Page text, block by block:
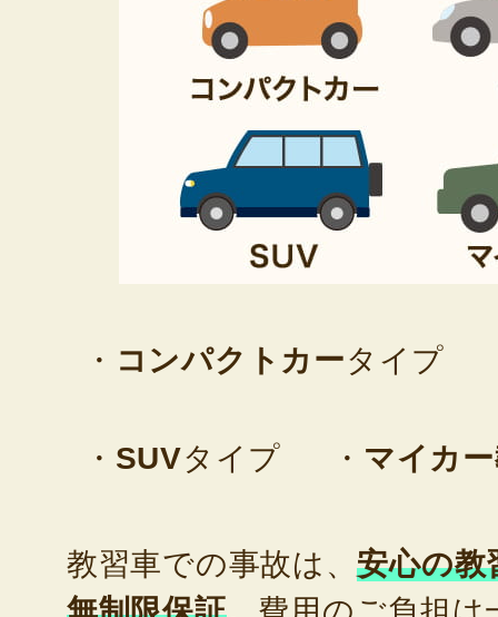
・ コンパクトカータイプ
・ SUVタイプ ・ マイカ
教習車での事故は、安心の教